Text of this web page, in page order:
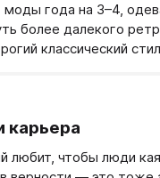
года на 3–4,
более далекого
классический
карьера
любит, чтобы люди